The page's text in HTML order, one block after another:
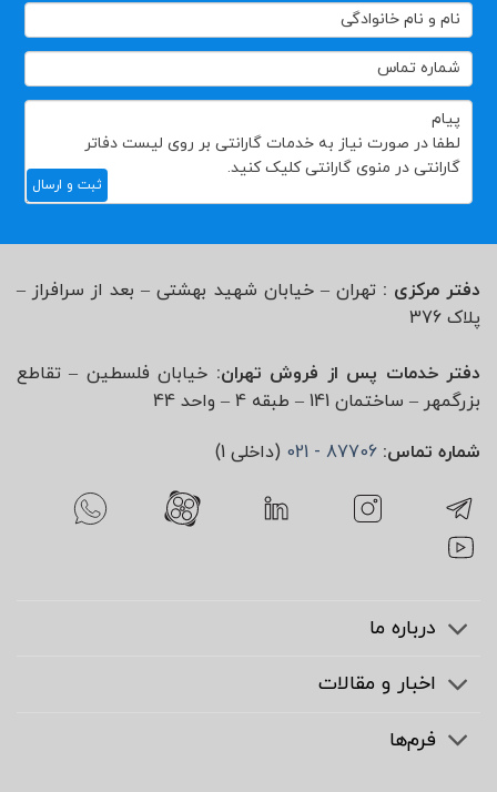
تماس
با
ثبت و ارسال
دفتر مرکزی : تهران – خیابان شهید بهشتی – بعد از سرافراز –
پلاک 376
دفتر خدمات پس از فروش تهران: خیابان فلسطین – تقاطع
بزرگمهر – ساختمان 141 – طبقه 4 – واحد 44
شماره تماس: 87706 - 021 (داخلی 1)
درباره ما
اخبار و مقالات
فرم‌ها